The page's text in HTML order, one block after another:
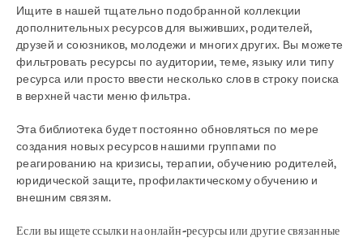
Ищите в нашей тщательно подобранной коллекции
дополнительных ресурсов для выживших, родителей,
друзей и союзников, молодежи и многих других. Вы можете
фильтровать ресурсы по аудитории, теме, языку или типу
ресурса или просто ввести несколько слов в строку поиска
в верхней части меню фильтра.
Эта библиотека будет постоянно обновляться по мере
создания новых ресурсов нашими группами по
реагированию на кризисы, терапии, обучению родителей,
юридической защите, профилактическому обучению и
внешним связям.
Если вы ищете ссылки на онлайн-ресурсы или другие связанные